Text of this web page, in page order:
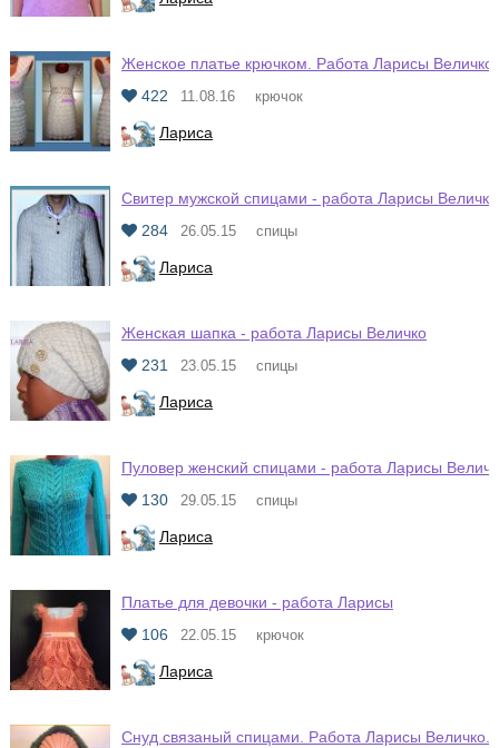
Женское платье крючком. Работа Ларисы Величко
422
11.08.16 крючок
Лариса
Свитер мужской спицами - работа Ларисы Величко
284
26.05.15 спицы
Лариса
Женская шапка - работа Ларисы Величко
231
23.05.15 спицы
Лариса
Пуловер женский спицами - работа Ларисы
130
29.05.15 спицы
Лариса
Платье для девочки - работа Ларисы
106
22.05.15 крючок
Лариса
Снуд связаный спицами. Работа Ларисы Величко.